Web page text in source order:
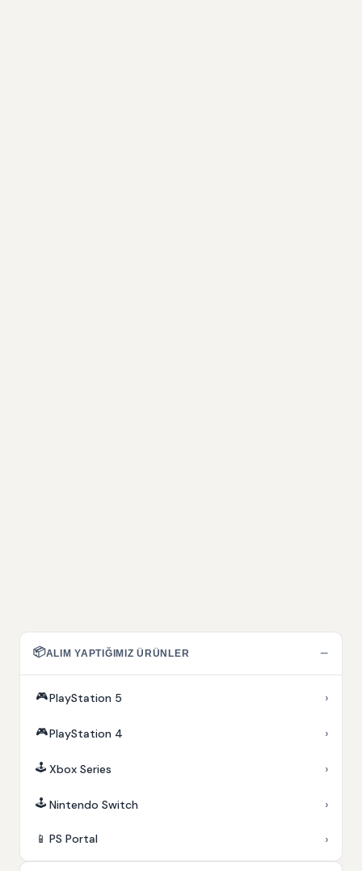
📦ALIM YAPTIĞIMIZ ÜRÜNLER −
🎮PlayStation 5 ›
🎮PlayStation 4 ›
🕹️ Xbox Series ›
🕹️ Nintendo Switch ›
📱 PS Portal ›